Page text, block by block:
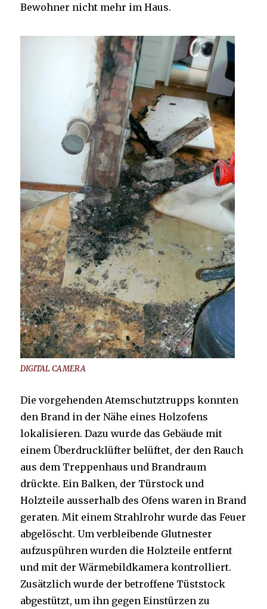
Bewohner nicht mehr im Haus.
DIGITAL CAMERA
Die vorgehenden Atemschutztrupps konnten
den Brand in der Nähe eines Holzofens
lokalisieren. Dazu wurde das Gebäude mit
einem Überdrucklüfter belüftet, der den Rauch
aus dem Treppenhaus und Brandraum
drückte. Ein Balken, der Türstock und
Holzteile ausserhalb des Ofens waren in Brand
geraten. Mit einem Strahlrohr wurde das Feuer
abgelöscht. Um verbleibende Glutnester
aufzuspühren wurden die Holzteile entfernt
und mit der Wärmebildkamera kontrolliert.
Zusätzlich wurde der betroffene Tüststock
abgestützt, um ihn gegen Einstürzen zu